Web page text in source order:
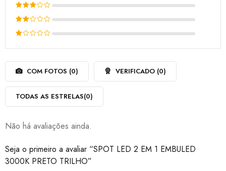
Avaliação
Avaliação
5
Avaliação
de
de
5
COM FOTOS (0) VERIFICADO (0)
TODAS AS ESTRELAS(0)
Não há avaliações ainda.
Seja o primeiro a avaliar “SPOT LED 2 EM 1 EMBULED
3000K PRETO TRILHO”